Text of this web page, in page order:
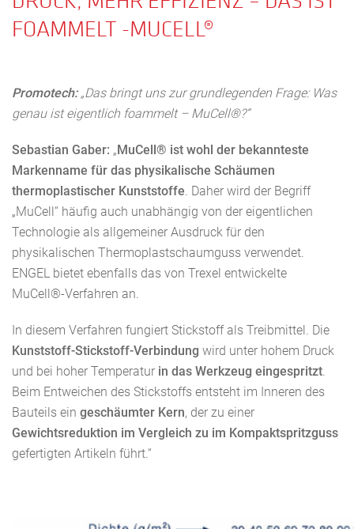
FOAMMELT -MUCELL®
Promotech:„Das bringt uns zur grundlegenden Frage: Was
genau ist eigentlich foammelt – MuCell®?“
Sebastian Gaber: „MuCell® ist wohl der bekannteste
Markenname für das physikalische Schäumen
thermoplastischer Kunststoffe. Daher wird der Begriff
„MuCell“ häufig auch unabhängig von der eigentlichen
Technologie als allgemeiner Ausdruck für den
physikalischen Thermoplastschaumguss verwendet.
ENGEL bietet ebenfalls das von Trexel entwickelte
MuCell®-Verfahren an.
In diesem Verfahren fungiert Stickstoff als Treibmittel. Die
Kunststoff-Stickstoff-Verbindung wird unter hohem Druck
und bei hoher Temperatur in das Werkzeug eingespritzt.
Beim Entweichen des Stickstoffs entsteht im Inneren des
Bauteils ein geschäumter Kern, der zu einer
Gewichtsreduktion im Vergleich zu im Kompaktspritzguss
gefertigten Artikeln führt.“